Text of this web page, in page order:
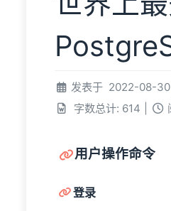
发表于 2022-08-30
字数总计: 614
用户操作命令
登录